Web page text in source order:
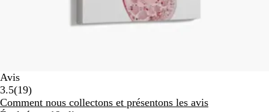
Avis
3.5(1919
avis
)
Comment nous collectons et présentons les avis